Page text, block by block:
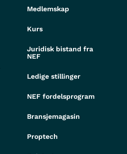
Medlemskap
Kurs
Juridisk bistand fra
NEF
Ledige stillinger
NEF fordelsprogram
Bransjemagasin
Proptech